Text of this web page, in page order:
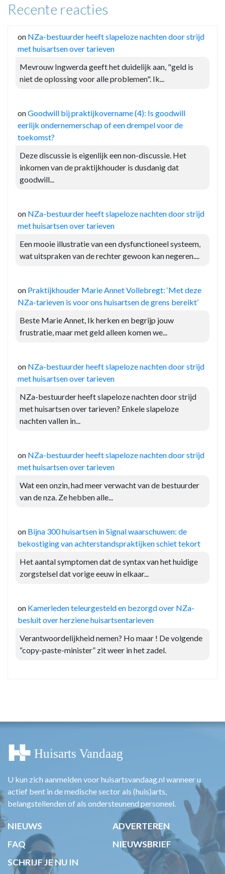
Recente reacties
on NZa-bestuurder heeft slapeloze nachten door strijd
met huisartsen over tarieven
Mevrouw Ingwerda geeft het duidelijk aan, "geld is
niet de oplossing voor alle problemen". Ik...
onGoodwill bij praktijkovername (4): Is goodwill
eerlijk ondernemerschap of een drempel voor de
toekomst?
Deze discussie is eigenlijk een non-discussie. Het
inkomen van de praktijkhouder is dusdanig dat
goodwill...
on NZa-bestuurder heeft slapeloze nachten door strijd
met huisartsen over tarieven
Een mooie illustratie van een dysfunctioneel systeem,
wat uitspraken van de rechter gewoon kan negeren....
on Praktijkhouder Marie Annet Vollebregt: ‘Met deze
NZa-tarieven is voor ons huisartsen de grens bereikt’
Beste Marie Annet, Ik herken en begrijp jouw
frustratie, maar met geld alleen komen we...
on NZa-bestuurder heeft slapeloze nachten door strijd
met huisartsen over tarieven
NZa-bestuurder heeft slapeloze nachten door strijd
met huisartsen over tarieven? Enkele slapeloze
nachten vallen in...
on NZa-bestuurder heeft slapeloze nachten door strijd
met huisartsen over tarieven
Wat een onzin, had meer verwacht van de bestuurder
van de nza. Ze hebben alle...
on Bijna 300 huisartsen in Signal waarschuwen: de
bekostiging van achterstandspraktijken schiet tekort
Het aantal symptomen dat de syntax van het huidige
zorgstelsel dat vorige eeuw in elkaar...
on Kamerleden teleurgesteld en bezorgd over NZa-
besluit over herziene huisartsentarieven
Verantwoordelijkheid nemen? Ho maar ! De volgende
“copy-paste-minister” zit weer in het zadel.
U kun zich aanmelden voor huisartsvandaag.nl wanneer u
actief bent in de medische sector als (huis)arts,
belangstellenden of als ondersteunend personeel.
NIEUWS
ADVERTEREN
FAQ
NIEUWSBRIEF
SCHRIJF JE NU IN